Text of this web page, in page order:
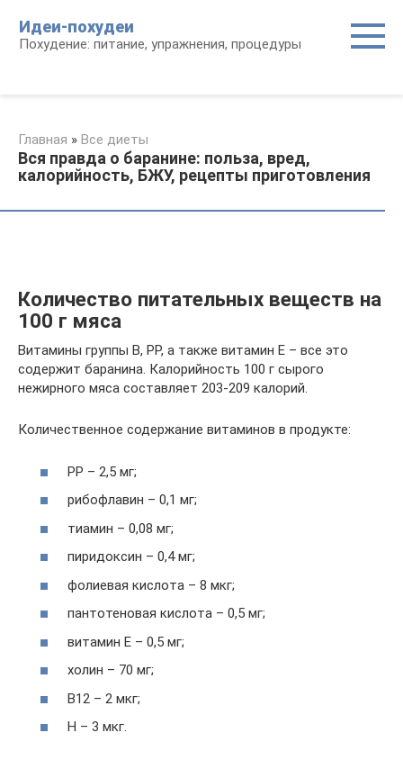
контенту
Идеи-похудеи
Похудение: питание, упражнения, процедуры
Главная » Все диеты
Вся правда о баранине: польза, вред,
калорийность, БЖУ, рецепты приготовления
Количество питательных веществ на
100 г мяса
Витамины группы B, PP, а также витамин E – все это
содержит баранина. Калорийность 100 г сырого
нежирного мяса составляет 203-209 калорий.
Количественное содержание витаминов в продукте:
PP – 2,5 мг;
рибофлавин – 0,1 мг;
тиамин – 0,08 мг;
пиридоксин – 0,4 мг;
фолиевая кислота – 8 мкг;
пантотеновая кислота – 0,5 мг;
витамин E – 0,5 мг;
холин – 70 мг;
B12 – 2 мкг;
H – 3 мкг.